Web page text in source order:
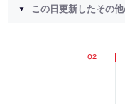
この日更新したその